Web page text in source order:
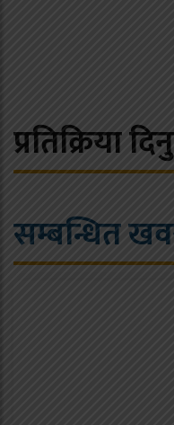
प्रतिक्रिया
सम्बन्धित